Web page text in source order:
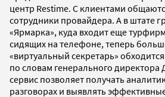
центр Restime. С клиентами
сотрудники провайдера. А в штате
«Ярмарка», куда входит еще
сидящих на телефоне, теперь
«виртуальный секретарь»
по словам генерального директора
сервис позволяет получать
разговорах и выявлять